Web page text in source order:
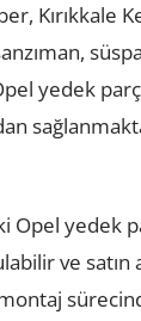
Kırıkkale
yedek
Opel yedek
ve